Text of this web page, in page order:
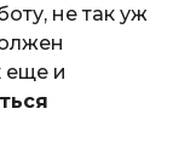
не так уж
еще и